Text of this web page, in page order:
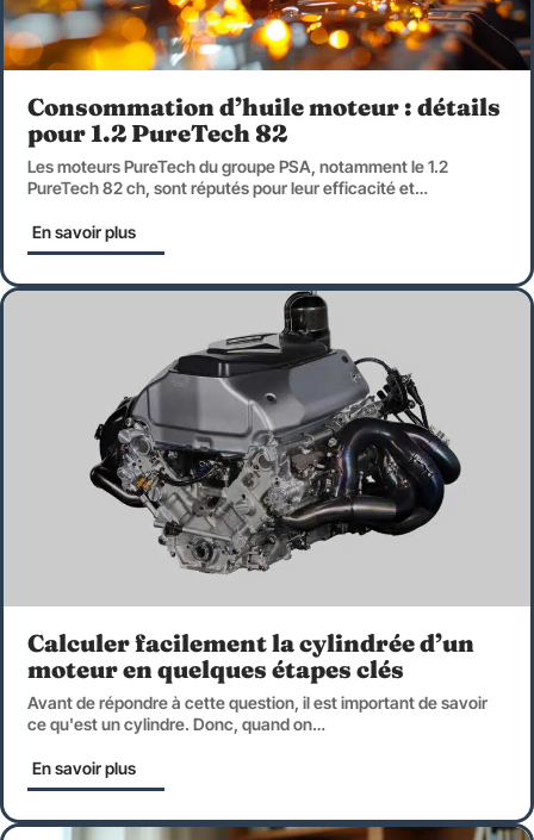
Consommation d’huile moteur : détails
pour 1.2 PureTech 82
Les moteurs PureTech du groupe PSA, notamment le 1.2
PureTech 82 ch, sont réputés pour leur efficacité et…
En savoir plus
Calculer facilement la cylindrée d’un
moteur en quelques étapes clés
Avant de répondre à cette question, il est important de savoir
ce qu'est un cylindre. Donc, quand on…
En savoir plus